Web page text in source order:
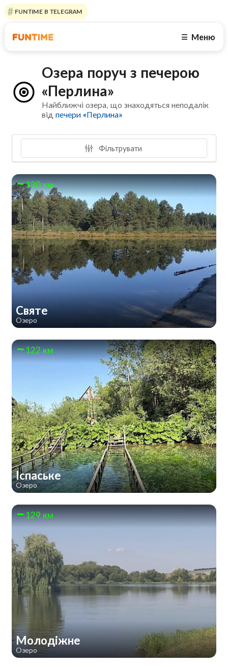
FUNTIME В TELEGRAM
☰ Меню
Озера поруч з печерою
«Перлина»
Найближчі озера, що знаходяться неподалік
відпечери «Перлина»
Фільтрувати
120 км
Святе
Озеро
122 км
Іспаське
Озеро
129 км
Молодіжне
Озеро